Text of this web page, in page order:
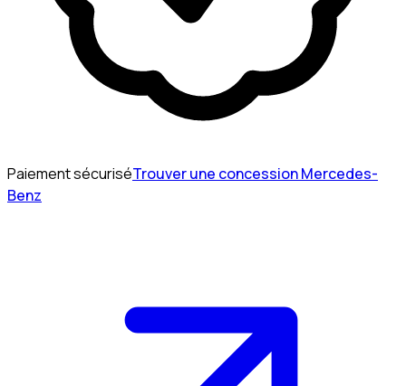
Paiement sécuriséTrouver une concession Mercedes-
Benz